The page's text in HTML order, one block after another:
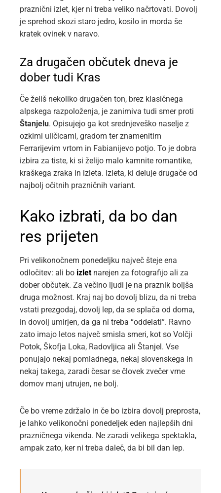
praznični izlet, kjer ni treba veliko načrtovati. Dovolj
je sprehod skozi staro jedro, kosilo in morda še
kratek ovinek v naravo.
Za drugačen občutek dneva je
dober tudi Kras
Če želiš nekoliko drugačen ton, brez klasičnega
alpskega razpoloženja, je zanimiva tudi smer proti
Štanjelu. Opisujejo ga kot srednjeveško naselje z
ozkimi uličicami, gradom ter znamenitim
Ferrarijevim vrtom in Fabianijevo potjo. To je dobra
izbira za tiste, ki si želijo malo kamnite romantike,
kraškega zraka in izleta. Izleta, ki deluje drugače od
najbolj očitnih prazničnih variant.
Kako izbrati, da bo dan
res prijeten
Pri velikonočnem ponedeljku največ šteje ena
odločitev: ali bo izlet narejen za fotografijo ali za
dober občutek. Za večino ljudi je na praznik boljša
druga možnost. Kraj naj bo dovolj blizu, da ni treba
vstati prezgodaj, dovolj lep, da se splača od doma,
in dovolj umirjen, da ga ni treba “oddelati”. Ravno
zato imajo letos največ smisla smeri, kot so Volčji
Potok, Škofja Loka, Radovljica ali Štanjel. Vse
ponujajo nekaj pomladnega, nekaj slovenskega in
nekaj takega, zaradi česar se človek zvečer vrne
domov manj utrujen, ne bolj.
Če bo vreme zdržalo in če bo izbira dovolj preprosta,
je lahko velikonočni ponedeljek eden najlepših dni
prazničnega vikenda. Ne zaradi velikega spektakla,
ampak zato, ker ni treba daleč, da bi bil dan lep.